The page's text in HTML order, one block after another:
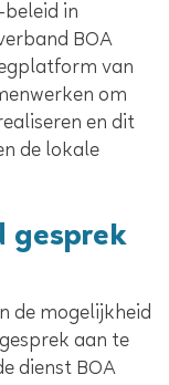
in
BOA
van
om
en dit
de lokale
gesprek
de mogelijkheid
aan te
dienst BOA